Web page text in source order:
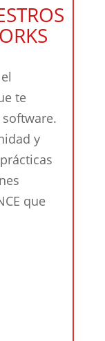
te
y
que